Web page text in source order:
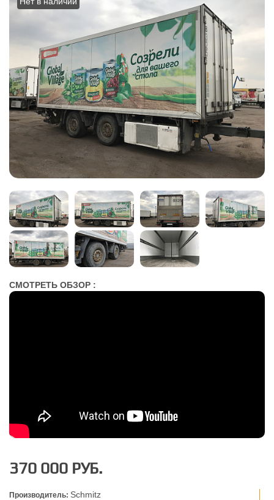
СМОТРЕТЬ ОБЗОР :
370 000 РУБ.
Производитель: Schmitz